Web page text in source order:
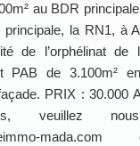
au BDR
principale, la RN1, à
de l’orphélinat de
PAB de 3.100m²
PRIX : 30.000
veuillez